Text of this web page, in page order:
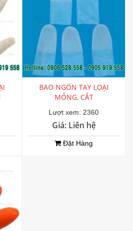
BAO NGÓN TAY LOẠI
MỎNG, CẮT
Lượt xem: 2360
Giá: Liên hệ
Đặt Hàng